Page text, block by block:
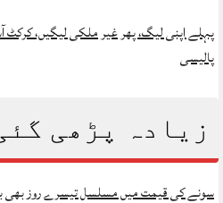
پہلے اپنی لیگ، پھر غیر ملکی لیگیں، کرکٹ
پالیسی
زیادہ پڑھی